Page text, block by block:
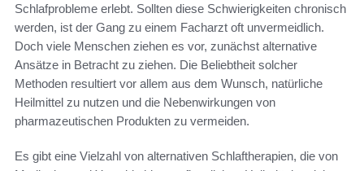
Schlafprobleme erlebt. Sollten diese Schwierigkeiten chronisch
werden, ist der Gang zu einem Facharzt oft unvermeidlich.
Doch viele Menschen ziehen es vor, zunächst alternative
Ansätze in Betracht zu ziehen. Die Beliebtheit solcher
Methoden resultiert vor allem aus dem Wunsch, natürliche
Heilmittel zu nutzen und die Nebenwirkungen von
pharmazeutischen Produkten zu vermeiden.
Es gibt eine Vielzahl von alternativen Schlaftherapien, die von